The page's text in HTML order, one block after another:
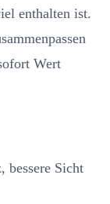
enthalten ist.
Wert
bessere Sicht